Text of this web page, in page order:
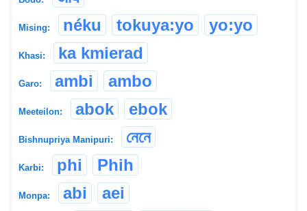
Mising: néku tokuya:yo yo:yo
Khasi: ka kmierad
Garo: ambi ambo
Meeteilon: abok ebok
Bishnupriya Manipuri: নেনে
Karbi: phi Phih
Monpa: abi aei